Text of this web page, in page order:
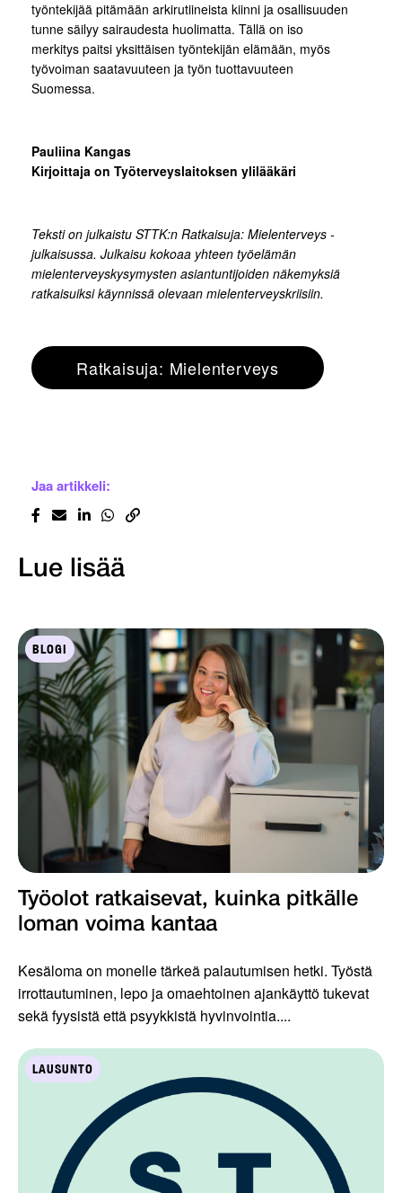
työntekijää pitämään arkirutiineista kiinni ja osallisuuden
tunne säilyy sairaudesta huolimatta. Tällä on iso
merkitys paitsi yksittäisen työntekijän elämään, myös
työvoiman saatavuuteen ja työn tuottavuuteen
Suomessa.
Pauliina Kangas
Kirjoittaja on Työterveyslaitoksen ylilääkäri
Teksti on julkaistu STTK:n Ratkaisuja: Mielenterveys -
julkaisussa. Julkaisu kokoaa yhteen työelämän
mielenterveyskysymysten asiantuntijoiden näkemyksiä
ratkaisuiksi käynnissä olevaan mielenterveyskriisiin.
Ratkaisuja: Mielenterveys
Jaa artikkeli:
Lue lisää
BLOGI
Työolot ratkaisevat, kuinka pitkälle
loman voima kantaa
Kesäloma on monelle tärkeä palautumisen hetki. Työstä
irrottautuminen, lepo ja omaehtoinen ajankäyttö tukevat
sekä fyysistä että psyykkistä hyvinvointia....
LAUSUNTO